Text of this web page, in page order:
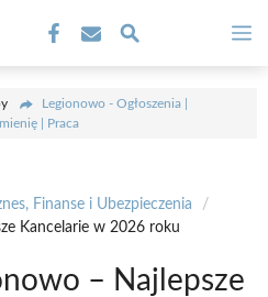
Legionowo - Ogłoszenia |
| Praca
Finanse i Ubezpieczenia
/
Kancelarie w 2026 roku
– Najlepsze